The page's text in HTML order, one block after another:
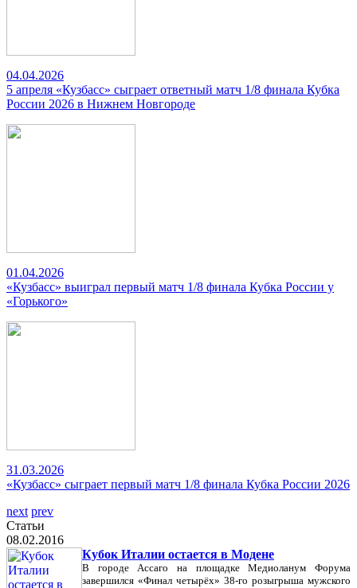
04.04.2026
5 апреля «Кузбасс» сыграет ответный матч 1/8 финала Кубка
России 2026 в Нижнем Новгороде
01.04.2026
«Кузбасс» выиграл первый матч 1/8 финала Кубка России у
«Горького»
31.03.2026
«Кузбасс» сыграет первый матч 1/8 финала Кубка России 2026
next prev
Статьи
08.02.2016
Кубок Италии остается в Модене
В городе Ассаго на площадке Медиоланум Форума
завершился «Финал четырёх» 38-го розыгрыша мужского